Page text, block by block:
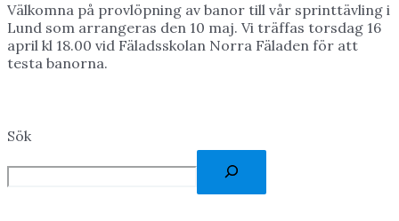
Välkomna på provlöpning av banor till vår sprinttävling i
Lund som arrangeras den 10 maj. Vi träffas torsdag 16
april kl 18.00 vid Fäladsskolan Norra Fäladen för att
testa banorna.
Sök